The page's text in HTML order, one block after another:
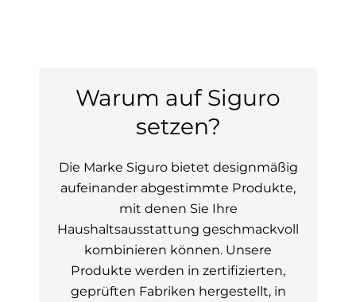
Warum auf Siguro
setzen?
Die Marke Siguro bietet designmäßig
aufeinander abgestimmte Produkte,
mit denen Sie Ihre
Haushaltsausstattung geschmackvoll
kombinieren können. Unsere
Produkte werden in zertifizierten,
geprüften Fabriken hergestellt, in